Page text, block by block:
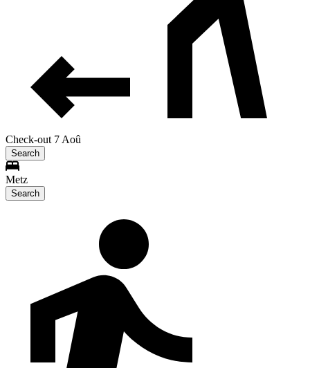
Check-out 7 Aoû
Search
Metz
Search